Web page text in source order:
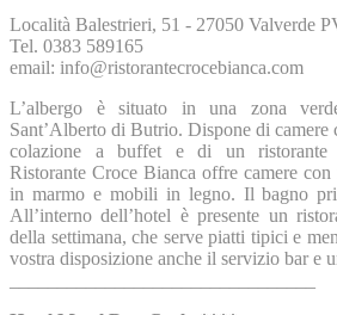
Località Balestrieri, 51 - 27050 Valverde
Tel. 0383 589165
email: info@ristorantecrocebianca.com
L’albergo è situato in una zona
Sant’Alberto di Butrio. Dispone di camere
colazione a buffet e di un ristorante
Ristorante Croce Bianca offre camere
in marmo e mobili in legno. Il bagno
All’interno dell’hotel è presente un
della settimana, che serve piatti tipici e
vostra disposizione anche il servizio bar e